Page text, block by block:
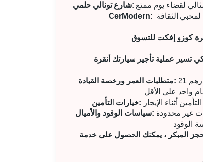
شارع تونالي حلمي:
CerModern:
كوزو إفكت للتسوق
متطلبات العمر ورخصة القيادة: خدمات للسائقين الذين تبلغ أعمارهم 21
خيارات التأمين:
سياسات الوقود والأميال: غير محدودة
المبكر ، يمكنك الحصول على خدمة